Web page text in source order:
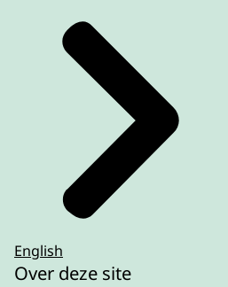
English
Over deze site